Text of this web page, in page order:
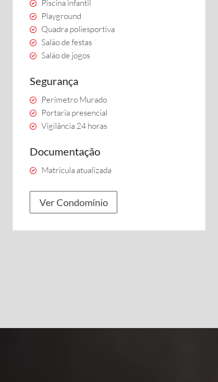
Piscina infantil
Playground
Quadra poliesportiva
Salão de festas
Salão de jogos
Segurança
Perímetro Murado
Portaria presencial
Vigilância 24 horas
Documentação
Matrícula atualizada
Ver Condomínio